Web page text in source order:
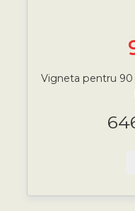
Vigneta pentru